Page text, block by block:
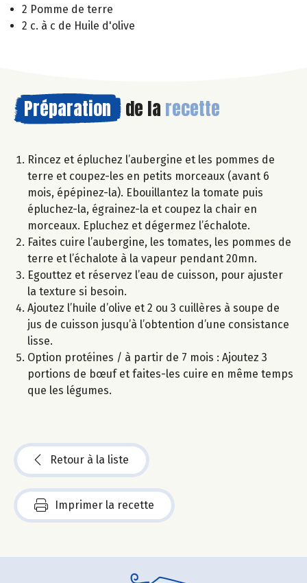
2 Pomme de terre
2 c. à c de Huile d'olive
Préparation de la recette
Rincez et épluchez l’aubergine et les pommes de
terre et coupez-les en petits morceaux (avant 6
mois, épépinez-la). Ebouillantez la tomate puis
épluchez-la, égrainez-la et coupez la chair en
morceaux. Epluchez et dégermez l’échalote.
Faites cuire l’aubergine, les tomates, les pommes de
terre et l’échalote à la vapeur pendant 20mn.
Egouttez et réservez l’eau de cuisson, pour ajuster
la texture si besoin.
Ajoutez l’huile d’olive et 2 ou 3 cuillères à soupe de
jus de cuisson jusqu’à l’obtention d’une consistance
lisse.
Option protéines / à partir de 7 mois : Ajoutez 3
portions de bœuf et faites-les cuire en même temps
que les légumes.
Retour à la liste
Imprimer la recette